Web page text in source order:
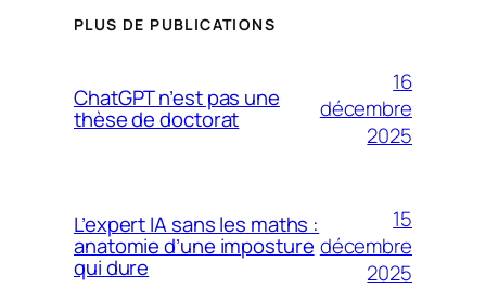
PLUS DE PUBLICATIONS
ChatGPT n’est pas une
thèse de doctorat
16
décembre
2025
L’expert IA sans les maths :
anatomie d’une imposture
qui dure
15
décembre
2025